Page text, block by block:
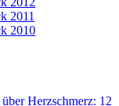
2011
2010
Herzschmerz: 12